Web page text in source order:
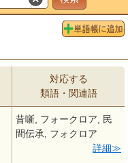
対応する
類語・関連語
昔噺, フォークロア, 民
間伝承, フォクロア
詳細